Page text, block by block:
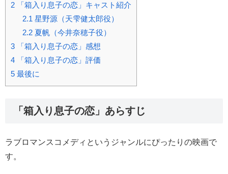
2 「箱入り息子の恋」キャスト紹介
2.1星野源（天雫健太郎役）
2.2夏帆（今井奈穂子役）
3 「箱入り息子の恋」感想
4 「箱入り息子の恋」評価
5 最後に
「箱入り息子の恋」あらすじ
ラブロマンスコメディというジャンルにぴったりの映画で
す。